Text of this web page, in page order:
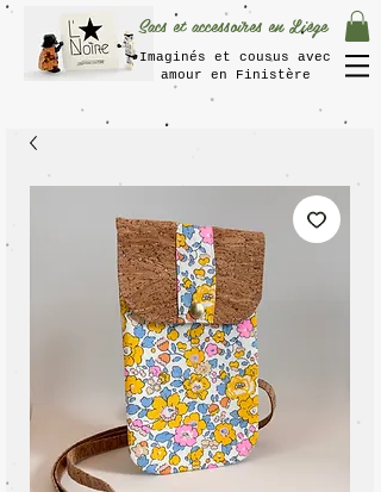
Imaginés et cousus avec
amour en Finistère
Sacs et accessoires en Liège